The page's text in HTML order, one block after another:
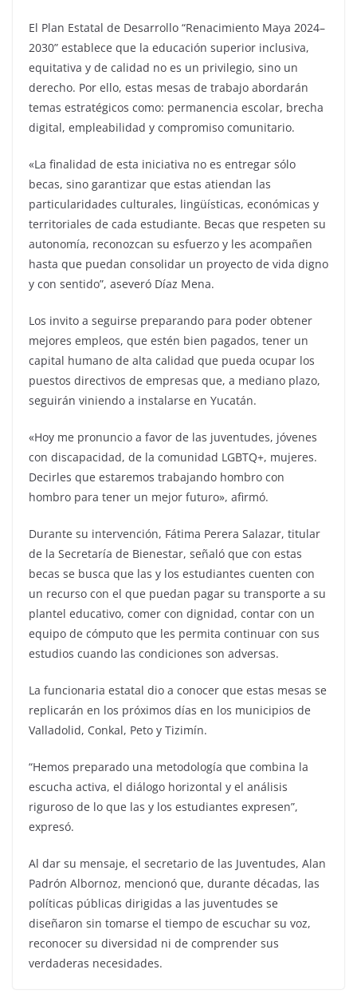
El Plan Estatal de Desarrollo “Renacimiento Maya 2024–
2030” establece que la educación superior inclusiva,
equitativa y de calidad no es un privilegio, sino un
derecho. Por ello, estas mesas de trabajo abordarán
temas estratégicos como: permanencia escolar, brecha
digital, empleabilidad y compromiso comunitario.
«La finalidad de esta iniciativa no es entregar sólo
becas, sino garantizar que estas atiendan las
particularidades culturales, lingüísticas, económicas y
territoriales de cada estudiante. Becas que respeten su
autonomía, reconozcan su esfuerzo y les acompañen
hasta que puedan consolidar un proyecto de vida digno
y con sentido”, aseveró Díaz Mena.
Los invito a seguirse preparando para poder obtener
mejores empleos, que estén bien pagados, tener un
capital humano de alta calidad que pueda ocupar los
puestos directivos de empresas que, a mediano plazo,
seguirán viniendo a instalarse en Yucatán.
«Hoy me pronuncio a favor de las juventudes, jóvenes
con discapacidad, de la comunidad LGBTQ+, mujeres.
Decirles que estaremos trabajando hombro con
hombro para tener un mejor futuro», afirmó.
Durante su intervención, Fátima Perera Salazar, titular
de la Secretaría de Bienestar, señaló que con estas
becas se busca que las y los estudiantes cuenten con
un recurso con el que puedan pagar su transporte a su
plantel educativo, comer con dignidad, contar con un
equipo de cómputo que les permita continuar con sus
estudios cuando las condiciones son adversas.
La funcionaria estatal dio a conocer que estas mesas se
replicarán en los próximos días en los municipios de
Valladolid, Conkal, Peto y Tizimín.
“Hemos preparado una metodología que combina la
escucha activa, el diálogo horizontal y el análisis
riguroso de lo que las y los estudiantes expresen”,
expresó.
Al dar su mensaje, el secretario de las Juventudes, Alan
Padrón Albornoz, mencionó que, durante décadas, las
políticas públicas dirigidas a las juventudes se
diseñaron sin tomarse el tiempo de escuchar su voz,
reconocer su diversidad ni de comprender sus
verdaderas necesidades.